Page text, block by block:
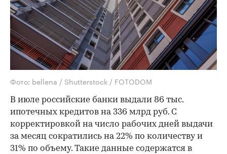
Фото: bellena / Shutterstock / FOTODOM
В июле российские банки выдали 86 тыс.
ипотечных кредитов на 336 млрд руб. С
корректировкой на число рабочих дней выдачи
за месяц сократились на 22% по количеству и
31% по объему. Такие данные содержатся в